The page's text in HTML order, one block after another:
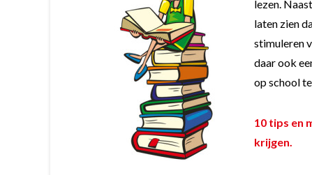
lezen.
laten zien
stimuleren
daar ook
op school
10 tips en
krijgen.